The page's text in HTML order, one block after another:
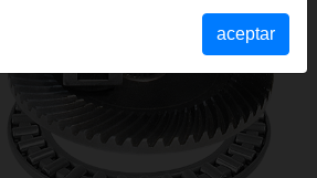
aceptar